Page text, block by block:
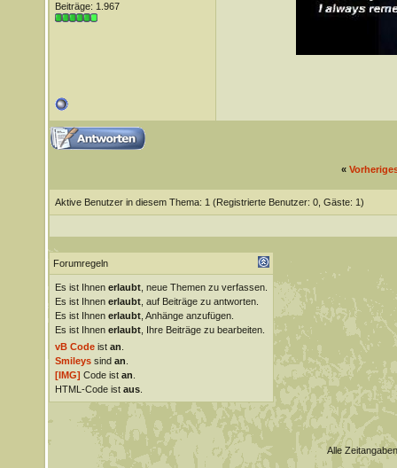
Beiträge: 1.967
«
Aktive Benutzer in diesem Thema: 1 (Registrierte Benutzer: 0, Gäste: 1)
Forumregeln
Es ist Ihnen erlaubt, neue Themen zu verfassen.
Es ist Ihnen erlaubt, auf Beiträge zu antworten.
Es ist Ihnen erlaubt, Anhänge anzufügen.
Es ist Ihnen erlaubt, Ihre Beiträge zu bearbeiten.
vB Codeist an
Smileyssind an
[IMG] Code ist an
HTML-Code ist aus.
Alle